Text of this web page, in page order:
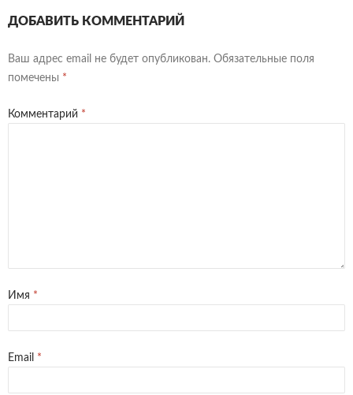
ДОБАВИТЬ КОММЕНТАРИЙ
Ваш адрес email не будет опубликован. Обязательные поля
помечены *
Комментарий *
Имя *
Email *